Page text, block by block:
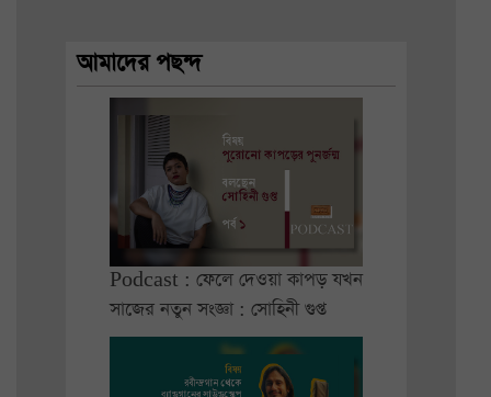
আমাদের পছন্দ
Podcast : ফেলে দেওয়া কাপড় যখন
সাজের নতুন সংজ্ঞা : সোহিনী গুপ্ত